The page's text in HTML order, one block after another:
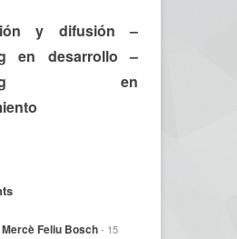
y difusión –
en desarrollo –
en
Mercè Feliu Bosch- 15